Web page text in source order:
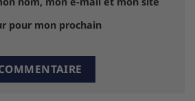
pour mon prochain